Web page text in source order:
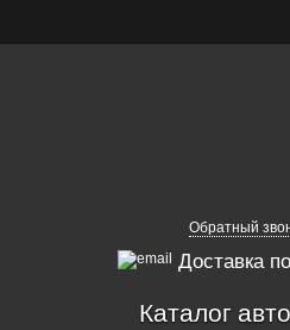
Обратный
Доставка
Каталог